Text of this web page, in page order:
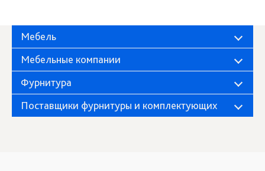
Мебель
Мебельные компании
Фурнитура
Поставщики фурнитуры и комплектующих